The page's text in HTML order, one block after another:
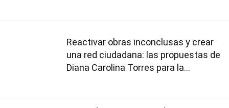
Reactivar obras inconclusas y crear
una red ciudadana: las propuestas de
Diana Carolina Torres para la